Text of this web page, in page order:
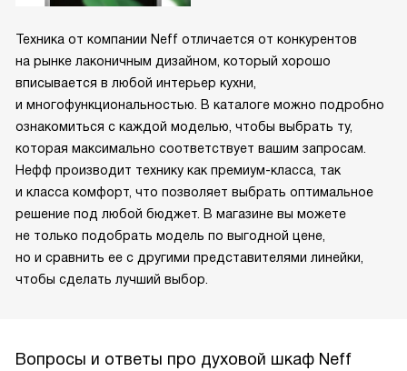
Техника от компании Neff отличается от конкурентов
на рынке лаконичным дизайном, который хорошо
вписывается в любой интерьер кухни,
и многофункциональностью. В каталоге можно подробно
ознакомиться с каждой моделью, чтобы выбрать ту,
которая максимально соответствует вашим запросам.
Нефф производит технику как премиум-класса, так
и класса комфорт, что позволяет выбрать оптимальное
решение под любой бюджет. В магазине вы можете
не только подобрать модель по выгодной цене,
но и сравнить ее с другими представителями линейки,
чтобы сделать лучший выбор.
Вопросы и ответы про духовой шкаф Neff